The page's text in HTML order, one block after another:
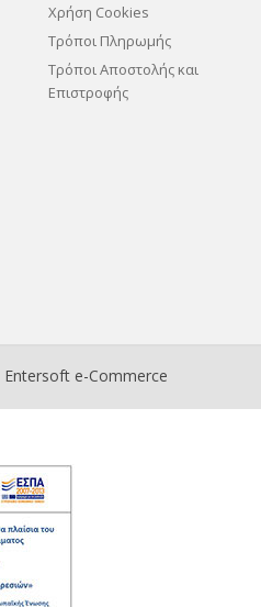
Χρήση Cookies
Τρόποι Πληρωμής
Τρόποι Αποστολής και
Επιστροφής
Entersoft e-Commerce